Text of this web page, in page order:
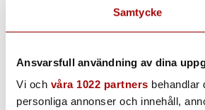
Samtycke
Ansvarsfull användning av dina
Vi och våra 1022 partners behandlar
personliga annonser och innehåll,